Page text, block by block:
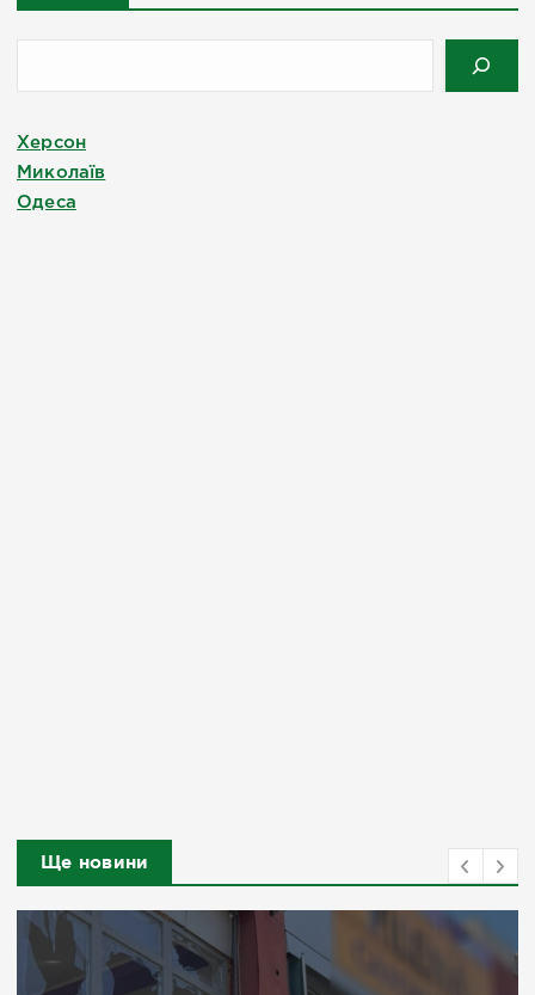
Херсон
Миколаїв
Одеса
Ще новини